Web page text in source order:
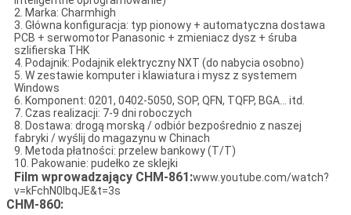
2. Marka: Charmhigh
3. Główna konfiguracja: typ pionowy + automatyczna dostawa
PCB + serwomotor Panasonic + zmieniacz dysz + śruba
szlifierska THK
4. Podajnik: Podajnik elektryczny NXT (do nabycia osobno)
5. W zestawie komputer i klawiatura i mysz z systemem
Windows
6. Komponent: 0201, 0402-5050, SOP, QFN, TQFP, BGA... itd.
7. Czas realizacji: 7-9 dni roboczych
8. Dostawa: drogą morską / odbiór bezpośrednio z naszej
fabryki / wyślij do magazynu w Chinach
9. Metoda płatności: przelew bankowy (T/T)
10. Pakowanie: pudełko ze sklejki
Film wprowadzający CHM-861:www.youtube.com/watch?
v=kFchN0IbqJE&t=3s
CHM-860: